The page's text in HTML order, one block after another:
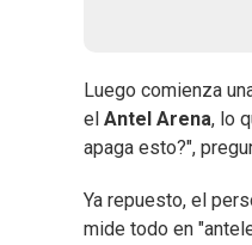
Luego comienza
el Antel Arena, lo
apaga esto?",
Ya repuesto, el
mide todo en